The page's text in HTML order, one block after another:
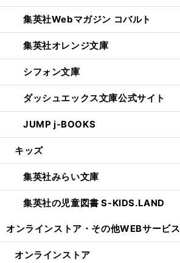
集英社Webマガジン コバルト
集英社オレンジ文庫
シフォン文庫
ダッシュエックス文庫公式サイト
JUMP j-BOOKS
キッズ
集英社みらい文庫
集英社の児童図書 S-KIDS.LAND
オンラインストア・ その他WEBサービス
オンラインストア